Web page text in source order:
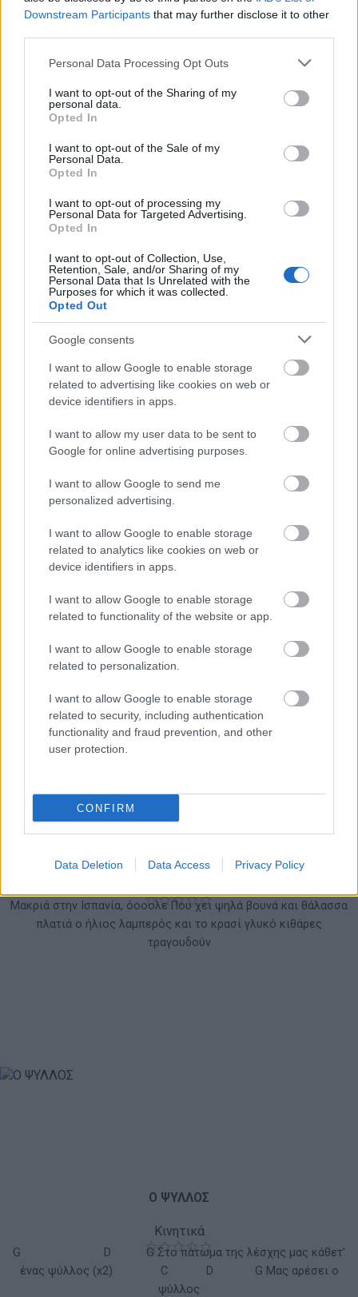
Downstream Participants that may further disclose it to other
Please note that this website/app uses one or more Google
not limited to your visit or usage behaviour. You may click to
grant or deny consent to Google and its third-party tags to
use your data for below specified purposes in below Google
consent section.
Personal Data Processing Opt Outs
I want to opt-out of the Sharing of my
personal data.
Opted In
I want to opt-out of the Sale of my
Personal Data.
Opted In
I want to opt-out of processing my
Personal Data for Targeted Advertising.
Opted In
I want to opt-out of Collection, Use,
Retention, Sale, and/or Sharing of my
Personal Data that Is Unrelated with the
Purposes for which it was collected.
Opted Out
Google consents
I want to allow Google to enable storage
related to advertising like cookies on web or
device identifiers in apps.
I want to allow my user data to be sent to
Google for online advertising purposes.
I want to allow Google to send me
personalized advertising.
I want to allow Google to enable storage
related to analytics like cookies on web or
device identifiers in apps.
I want to allow Google to enable storage
related to functionality of the website or app.
I want to allow Google to enable storage
related to personalization.
I want to allow Google to enable storage
related to security, including authentication
functionality and fraud prevention, and other
user protection.
CONFIRM
Data Deletion Data Access Privacy Policy
Η ΓΙΔΑ
G D Μια γίδα μια φορά κουνώντας την ουρά
G Am D G εχώθηκε κρυφά να φάει
ΛΟΡΕΝΤΖΑ
Κινητικά
Λορέντζα μου, Λορέντζα μου μικρή μου καλή μου Λορέντζα
Βγες στο μπαλκόνι για να σε δω τη ΔΕΥΤΕΡΑ-ΤΡΙΤΗ-ΤΕΤΑΡΤΗ-
ΠΕΜΠΤΗ-ΠΑΡΑΣΚΕΥΗ-ΣΑΒΒΑΤΟ-ΚΥΡΙΑΚΗ !!!
Μακριά στην Ισπανία, όοοολε Που χει ψηλά βουνά και θάλασσα
πλατιά ο ήλιος λαμπερός και το κρασί γλυκό κιθάρες
τραγουδούν
Ο ΨΥΛΛΟΣ
Κινητικά
G D G Στο πάτωμα της λέσχης μας κάθετ’
ένας ψύλλος (x2) C D G Μας αρέσει ο
ψύλλος